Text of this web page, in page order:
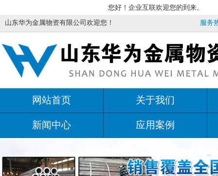
您好！企业互联欢迎您的到来。
山东华为金属物资有限公司欢迎您！ 服务
网站首页 关于我们
新闻中心 应用案例